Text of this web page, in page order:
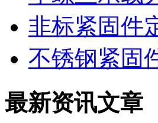
非标紧固件
不锈钢紧固
最新资讯文章